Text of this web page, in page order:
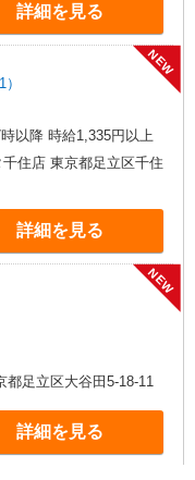
詳細を見る
NEW
1,235円以上 17時以降 時給1,335円以上
住店 東京都足立区千住
詳細を見る
NEW
都足立区大谷田5-18-11
詳細を見る